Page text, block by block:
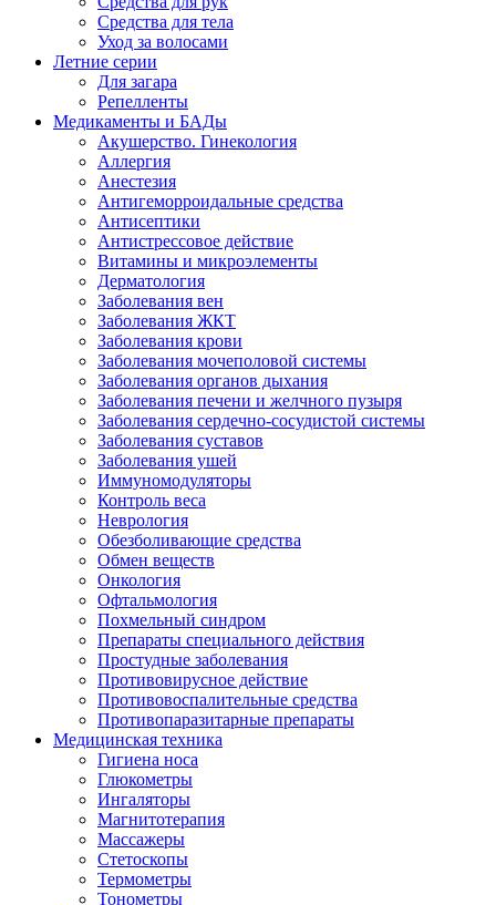
Средства для тела
Уход за волосами
Летние серии
Для загара
Репелленты
Медикаменты и БАДы
Акушерство. Гинекология
Аллергия
Анестезия
Антигеморроидальные средства
Антисептики
Антистрессовое действие
Витамины и микроэлементы
Дерматология
Заболевания вен
Заболевания ЖКТ
Заболевания крови
Заболевания мочеполовой системы
Заболевания органов дыхания
Заболевания печени и желчного пузыря
Заболевания сердечно-сосудистой системы
Заболевания суставов
Заболевания ушей
Иммуномодуляторы
Контроль веса
Неврология
Обезболивающие средства
Обмен веществ
Онкология
Офтальмология
Похмельный синдром
Препараты специального действия
Простудные заболевания
Противовирусное действие
Противовоспалительные средства
Противопаразитарные препараты
Медицинская техника
Гигиена носа
Глюкометры
Ингаляторы
Магнитотерапия
Массажеры
Стетоскопы
Термометры
Тонометры